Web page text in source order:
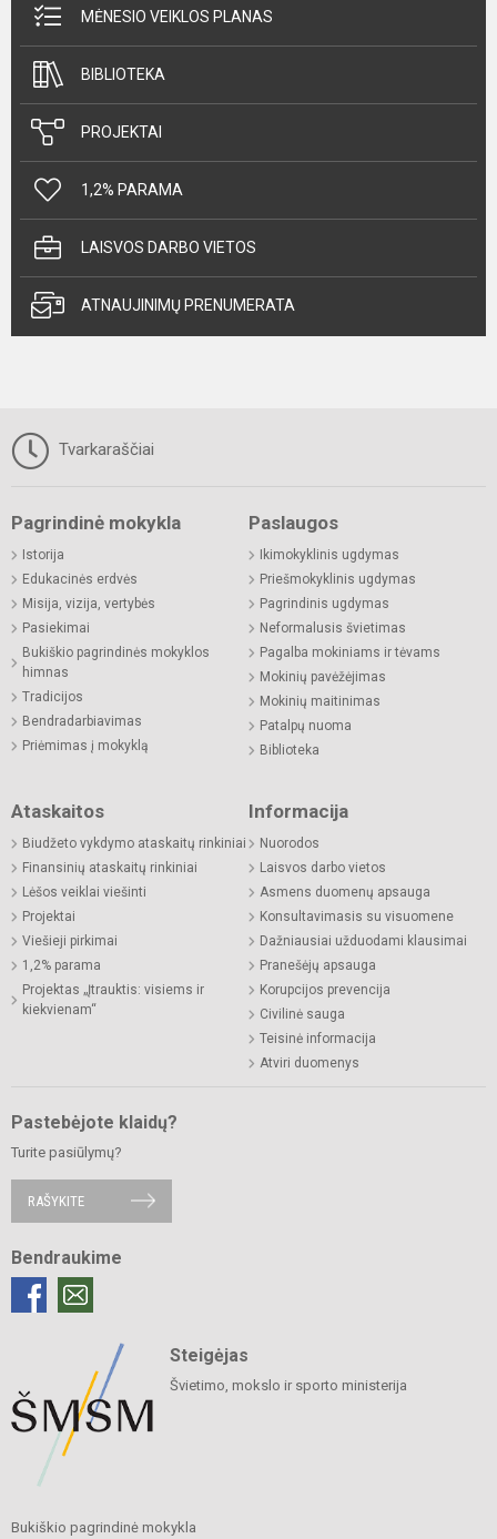
MĖNESIO VEIKLOS PLANAS
BIBLIOTEKA
PROJEKTAI
1,2% PARAMA
LAISVOS DARBO VIETOS
ATNAUJINIMŲ PRENUMERATA
Tvarkaraščiai
Pagrindinė mokykla
Istorija
Edukacinės erdvės
Misija, vizija, vertybės
Pasiekimai
Bukiškio pagrindinės mokyklos
himnas
Tradicijos
Bendradarbiavimas
Priėmimas į mokyklą
Paslaugos
Ikimokyklinis ugdymas
Priešmokyklinis ugdymas
Pagrindinis ugdymas
Neformalusis švietimas
Pagalba mokiniams ir tėvams
Mokinių pavėžėjimas
Mokinių maitinimas
Patalpų nuoma
Biblioteka
Ataskaitos
Biudžeto vykdymo ataskaitų rinkiniai
Finansinių ataskaitų rinkiniai
Lėšos veiklai viešinti
Projektai
Viešieji pirkimai
1,2% parama
Projektas „Įtrauktis: visiems ir
kiekvienam“
Informacija
Nuorodos
Laisvos darbo vietos
Asmens duomenų apsauga
Konsultavimasis su visuomene
Dažniausiai užduodami klausimai
Pranešėjų apsauga
Korupcijos prevencija
Civilinė sauga
Teisinė informacija
Atviri duomenys
Pastebėjote klaidų?
Turite pasiūlymų?
RAŠYKITE
Bendraukime
Steigėjas
Švietimo, mokslo ir sporto ministerija
Bukiškio pagrindinė mokykla